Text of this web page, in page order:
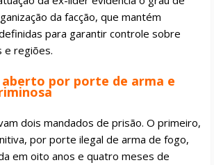
da facção, que mantém
para garantir controle sobre
regiões.
aberto por porte de arma e
dois mandados de prisão. O primeiro,
por porte ilegal de arma de fogo,
em oito anos e quatro meses de